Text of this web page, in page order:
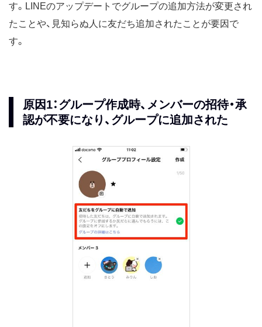
す。LINEのアップデートでグループの追加方法が変更され
たことや、見知らぬ人に友だち追加されたことが要因で
す。
原因1：グループ作成時、メンバーの招待・承
認が不要になり、グループに追加された